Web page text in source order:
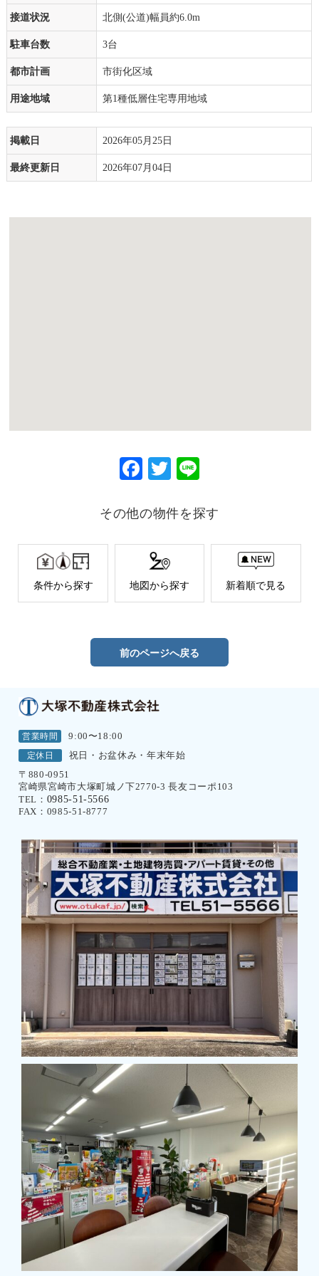
接道状況 北側(公道)幅員約6.0m
駐車台数 3台
都市計画 市街化区域
用途地域 第1種低層住宅専用地域
掲載日 2026年05月25日
最終更新日 2026年07月04日
F
eb
o
k
T
itt
その他の物件を探す
条件から探す 地図から探す 新着順で見る
前のページへ戻る
営業時間
9:00〜18:00
定休日
祝日・お盆休み・年末年始
〒880-0951
宮崎県宮崎市大塚町城ノ下2770-3 長友コーポ103
TEL： 0985-51-5566
FAX：0985-51-8777